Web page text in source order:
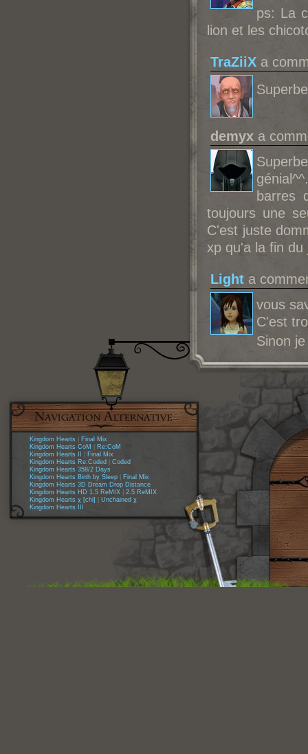
ps: La
lion et les
TraZiiX a
demyx a
barres
toujours une
C'est juste
xp qu'a la fin du
Light a
vous
C'est
Sinon
Kingdom Hearts
Final Mix
Kingdom Hearts CoM
Re:CoM
Kingdom Hearts II
Final Mix
Kingdom Hearts Re:Coded
Coded
Kingdom Hearts 358/2 Days
Kingdom Hearts Birth by Sleep
Final Mix
Kingdom Hearts 3D Dream Drop Distance
Kingdom Hearts HD 1.5 ReMIX
2.5 ReMIX
Kingdom Hearts χ [chi]
Unchained χ
Kingdom Hearts III